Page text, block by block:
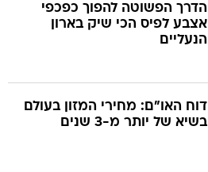
הדרך הפשוטה להפוך כפכפי
אצבע לפיס הכי שיק בארון
הנעליים
דוח האו"ם: מחירי המזון בעולם
בשיא של יותר מ-3 שנים